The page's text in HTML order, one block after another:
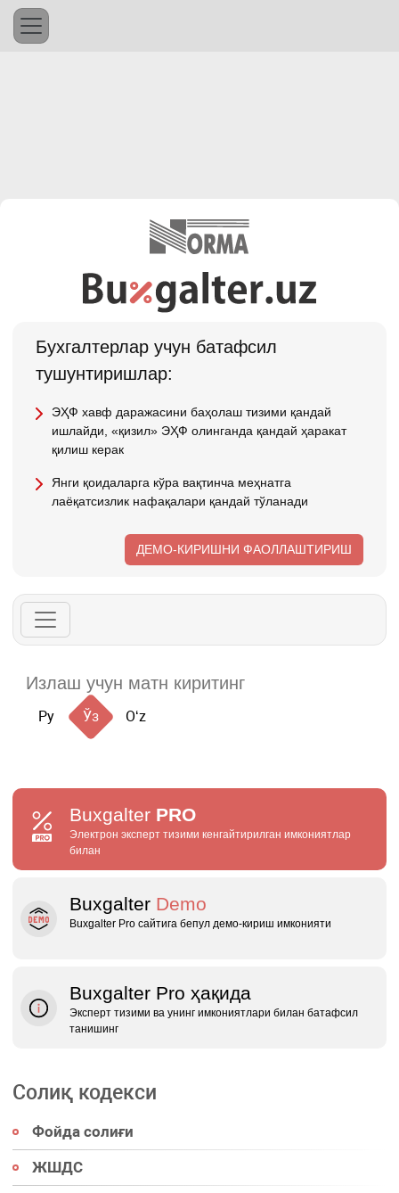
Бухгалтерлар учун батафсил
тушунтиришлар:
ЭҲФ хавф даражасини баҳолаш тизими қандай
ишлайди, «қизил» ЭҲФ олинганда қандай ҳаракат
қилиш керак
Янги қоидаларга кўра вақтинча меҳнатга
лаёқатсизлик нафақалари қандай тўланади
ДЕМО-КИРИШНИ ФАОЛЛАШТИРИШ
Ру Ўз Oʻz
Buxgalter PRO
Электрон эксперт тизими кенгайтирилган имкониятлар
билан
Buxgalter Demo
Buxgalter Pro сайтига бепул демо‑кириш имконияти
Buxgalter Pro ҳақида
Эксперт тизими ва унинг имкониятлари билан батафсил
танишинг
Солиқ кодекси
Фойда солиғи
ЖШДС